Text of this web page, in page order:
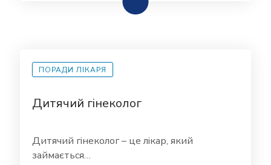
ПОРАДИ ЛІКАРЯ
Дитячий гінеколог
Дитячий гінеколог – це лікар, який
займається…